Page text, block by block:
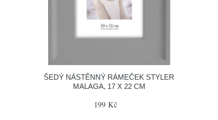
ŠEDÝ NÁSTĚNNÝ RÁMEČEK STYLER
MALAGA, 17 X 22 CM
199 Kč